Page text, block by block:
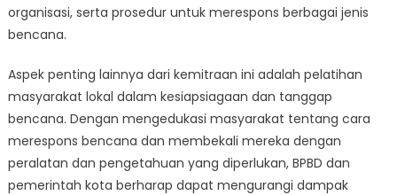
organisasi, serta prosedur untuk merespons berbagai jenis
bencana.
Aspek penting lainnya dari kemitraan ini adalah pelatihan
masyarakat lokal dalam kesiapsiagaan dan tanggap
bencana. Dengan mengedukasi masyarakat tentang cara
merespons bencana dan membekali mereka dengan
peralatan dan pengetahuan yang diperlukan, BPBD dan
pemerintah kota berharap dapat mengurangi dampak